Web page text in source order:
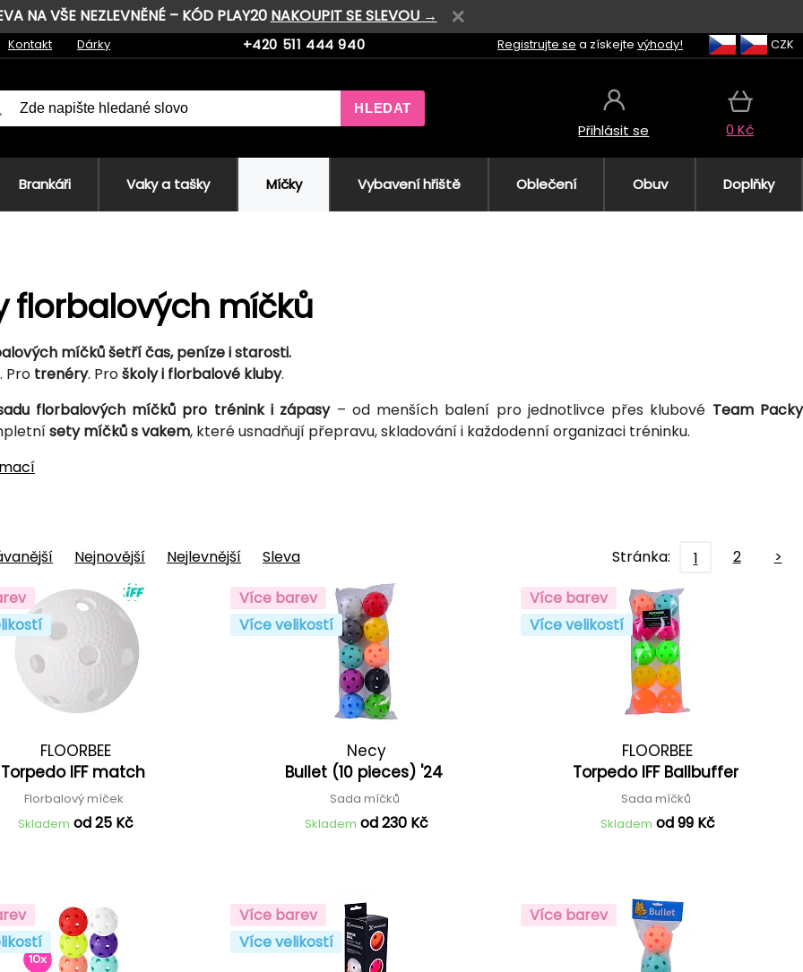
NA VŠE NEZLEVNĚNÉ – KÓD PLAY20 NAKOUPIT SE SLEVOU →
Kontakt Dárky +420 511 444 940 Registrujte se a získejte výhody! CZK
HLEDAT
Přihlásit se 0 Kč
Brankáři Vaky a tašky Míčky Vybavení hřiště Oblečení Obuv Doplňky
florbalových míčků
míčků šetří čas, peníze i starosti.
. Pro trenéry. Proškoly i florbalové kluby.
florbalových míčků pro trénink i zápasy– od menších balení pro jednotlivce přes klubové Team Packy
sety míčků s vakem, které usnadňují přepravu, skladování i každodenní organizaci tréninku.
Nejnovější Nejlevnější Sleva Stránka: 1 2
>
FLOORBEE
Torpedo IFF match
Florbalový míček
Skladem od 25 Kč
Více barev
Více velikostí
Necy
Bullet (10 pieces) '24
Sada míčků
Skladem od 230 Kč
Více barev
Více velikostí
FLOORBEE
Torpedo IFF Ballbuffer
Sada míčků
Skladem od 99 Kč
Více barev
Více velikostí
Více barev